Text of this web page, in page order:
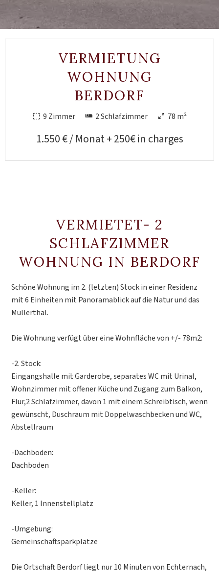
VERMIETUNG
WOHNUNG
BERDORF
9 Zimmer 2 Schlafzimmer 78 m²
1.550 € / Monat + 250€ in charges
VERMIETET- 2
SCHLAFZIMMER
WOHNUNG IN BERDORF
Schöne Wohnung im 2. (letzten) Stock in einer Residenz
mit 6 Einheiten mit Panoramablick auf die Natur und das
Müllerthal.
Die Wohnung verfügt über eine Wohnfläche von +/- 78m2:
-2. Stock:
Eingangshalle mit Garderobe, separates WC mit Urinal,
Wohnzimmer mit offener Küche und Zugang zum Balkon,
Flur,2 Schlafzimmer, davon 1 mit einem Schreibtisch, wenn
gewünscht, Duschraum mit Doppelwaschbecken und WC,
Abstellraum
-Dachboden:
Dachboden
-Keller:
Keller, 1 Innenstellplatz
-Umgebung:
Gemeinschaftsparkplätze
Die Ortschaft Berdorf liegt nur 10 Minuten von Echternach,